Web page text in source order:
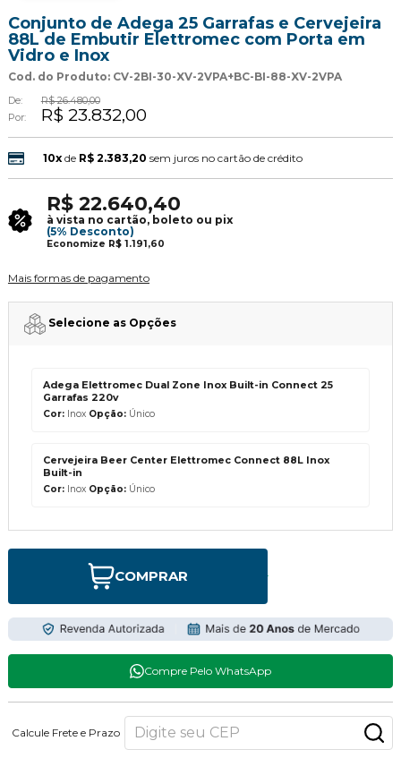
Conjunto de Adega 25 Garrafas e Cervejeira
88L de Embutir Elettromec com Porta em
Vidro e Inox
Cod. do Produto: CV-2BI-30-XV-2VPA+BC-BI-88-XV-2VPA
De:
R$ 26.480,00
Por:
R$ 23.832,00
10xde R$ 2.383,20 sem juros no cartão de crédito
R$ 22.640,40
à vista no cartão, boleto ou pix
(5% Desconto)
Economize R$ 1.191,60
Mais formas de pagamento
Selecione as Opções
Adega Elettromec Dual Zone Inox Built-in Connect 25
Garrafas 220v
Cor:Inox Opção:Único
Cervejeira Beer Center Elettromec Connect 88L Inox
Built-in
Cor:Inox Opção:Único
COMPRAR
Compre Pelo WhatsApp
Calcule Frete e Prazo